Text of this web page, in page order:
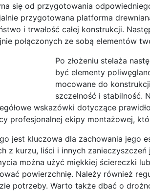
się od przygotowania
przygotowana platforma
i trwałość całej konstrukcji.
połączonych ze sobą elementów
Po złożeniu stelaża
być elementy
mocowane do
szczelność i stabilność.
wskazówki dotyczące
profesjonalnej ekipy montażowej,
jest kluczowa dla zachowania jego
z kurzu, liści i innych
można użyć miękkiej ściereczki
powierzchnię. Należy również
potrzeby. Warto także dbać o